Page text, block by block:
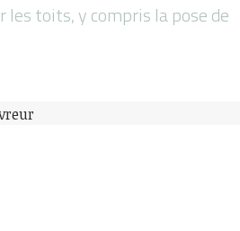
toits, y compris la pose de